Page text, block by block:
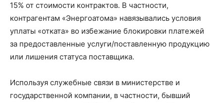
15% от стоимости контрактов. В частности,
контрагентам «Энергоатома» навязывались условия
уплаты «отката» во избежание блокировки платежей
за предоставленные услуги/поставленную продукцию
или лишения статуса поставщика.
Используя служебные связи в министерстве и
государственной компании, в частности, бывший